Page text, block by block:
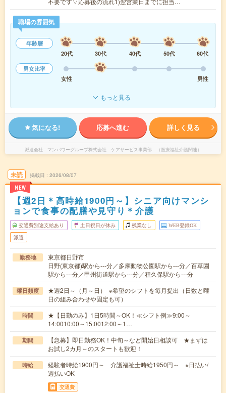
職場の雰囲気
年齢層
20代
30代 40代 50代
60代
男女比率
女性
男性
もっと見る
気になる! 応募へ進む 詳しく見る
派遣会社 マンパワーグループ株式会社 ケアサービス事業部 （医療福祉介護関連）
未読
NEW
掲載日 2026/08/07
【週2日＊高時給1900円～】シニア向けマンシ
ョンで食事の配膳や見守り＊介護
交通費別途支給あり 土日祝日が休み 残業なし WEB登録OK
派遣
勤務地
東京都日野市
日野(東京都)駅から---分／多摩動物公園駅から---分／百草園
駅から---分／甲州街道駅から---分／程久保駅から---分
曜日頻度
★週2日～（月～日） ※希望のシフトを毎月提出（日数と曜
日の組み合わせや固定も可）
時間
★【日勤のみ】1日5時間～OK！≪シフト例≫9:00～
14:0010:00～15:0012:00～1…
期間
【急募】即日勤務OK！中旬～など開始日相談可 ★まずは
お試し2カ月～のスタートも歓迎！
時給
経験者時給1900円～ 介護福祉士時給1950円～ ※日払い/
週払いOK
交通費